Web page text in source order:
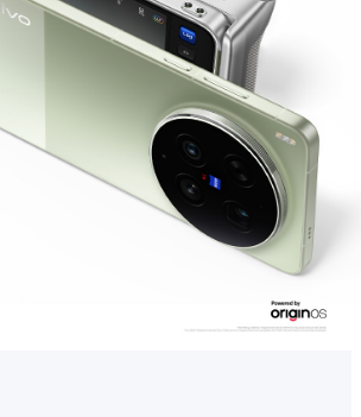
ประเทศไทย | เลือกประเทศ/ภูมิภาค